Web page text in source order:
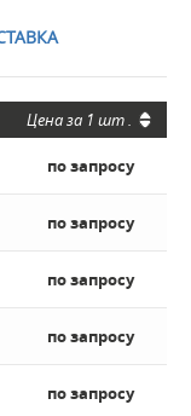
Цена за 1 шт.
по запросу
по запросу
по запросу
по запросу
по запросу